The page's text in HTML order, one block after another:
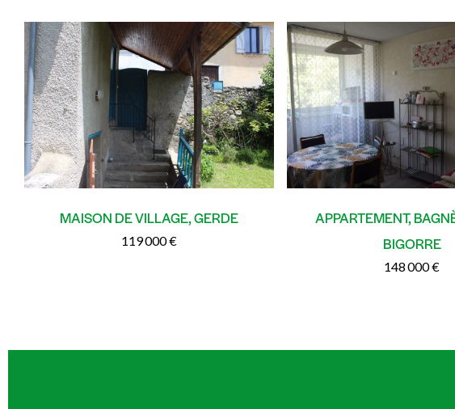
MAISON DE VILLAGE, GERDE
119 000 €
APPARTEMENT,
BIGORRE
148 000 €